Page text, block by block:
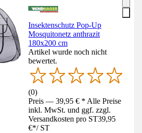
Insektenschutz Pop-Up
Mosquitonetz anthrazit
180x200 cm
Artikel wurde noch nicht
bewertet.
(0)
Preis — 39,95 € * Alle Preise
inkl. MwSt. und ggf. zzgl.
Versandkosten pro ST39,95
€*/ ST